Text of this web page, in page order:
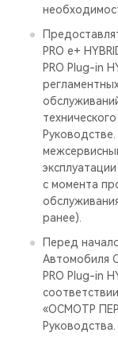
PRO е+
PRO Plug-in
с момента
ранее).
Перед
Автомобиля
PRO Plug-in
«ОСМОТР
Руководства.